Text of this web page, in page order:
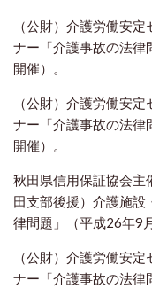
（公財）介護労働安
ナー「介護事故の法律
開催）。
（公財）介護労働安
ナー「介護事故の法
開催）。
秋田県信用保証協会主
田支部後援）介護施設
律問題」（平成26年9
（公財）介護労働安
ナー「介護事故の法律